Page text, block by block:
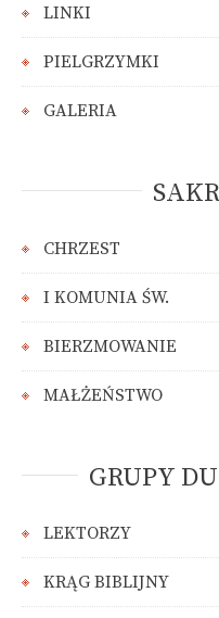
LINKI
PIELGRZYMKI
GALERIA
CHRZEST
I KOMUNIA ŚW.
BIERZMOWANIE
MAŁŻEŃSTWO
GRUPY
LEKTORZY
KRĄG BIBLIJNY